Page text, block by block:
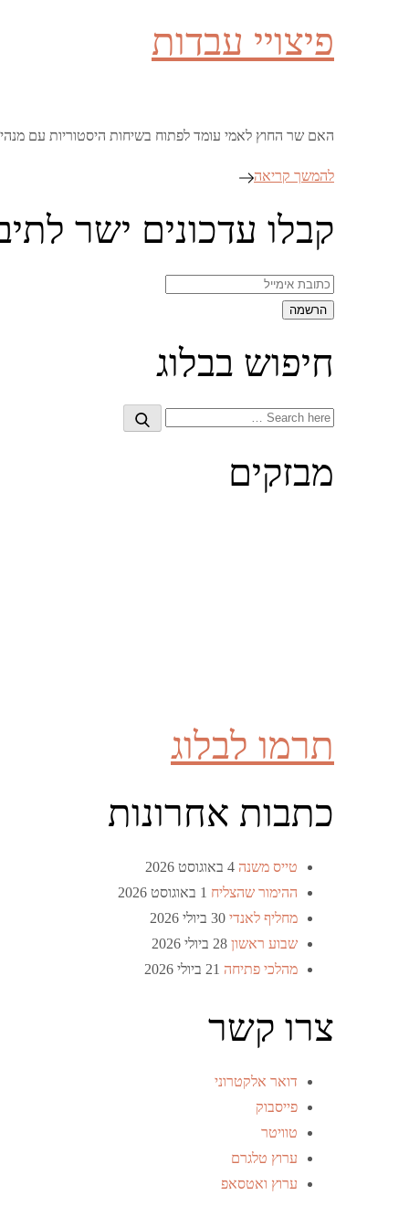
פיצויי עבדות
האם שר החוץ לאמי עומד לפתוח בשיחות היסטוריות עם
להמשך קריאה
קבלו עדכונים ישר
חיפוש בבלוג
Search
Search
מבזקים
תרמו לבלוג
כתבות אחרונות
טייס משנה 4 באוגוסט 2026
ההימור שהצליח 1 באוגוסט 2026
מחליף לאנדי 30 ביולי 2026
שבוע ראשון 28 ביולי 2026
מהלכי פתיחה 21 ביולי 2026
צרו קשר
דואר אלקטרוני
פייסבוק
טוויטר
ערוץ טלגרם
ערוץ ואטסאפ